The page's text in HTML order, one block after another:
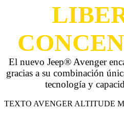
El nuevo Jeep® Avenger
gracias a su combinación
tecnología y
TEXTO AVENGER ALTITUDE